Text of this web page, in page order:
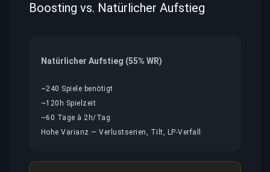
Boosting vs. Natürlicher Aufstieg
Natürlicher Aufstieg (55% WR)
~240 Spiele benötigt
~120h Spielzeit
~60 Tage à 2h/Tag
Hohe Varianz — Verlustserien, Tilt, LP-Verfall